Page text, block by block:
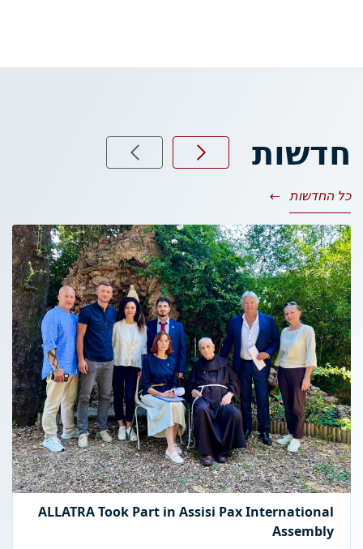
חדשות
כל החדשות →
ALLATRA Took Part in Assisi Pax International
Assembly